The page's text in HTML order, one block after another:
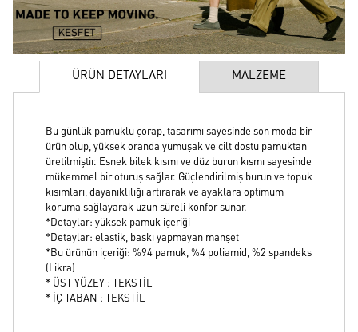
ÜRÜN DETAYLARI MALZEME
Bu günlük pamuklu çorap, tasarımı sayesinde son moda bir
ürün olup, yüksek oranda yumuşak ve cilt dostu pamuktan
üretilmiştir. Esnek bilek kısmı ve düz burun kısmı sayesinde
mükemmel bir oturuş sağlar. Güçlendirilmiş burun ve topuk
kısımları, dayanıklılığı artırarak ve ayaklara optimum
koruma sağlayarak uzun süreli konfor sunar.
*Detaylar: yüksek pamuk içeriği
*Detaylar: elastik, baskı yapmayan manşet
*Bu ürünün içeriği: %94 pamuk, %4 poliamid, %2 spandeks
(Likra)
* ÜST YÜZEY : TEKSTİL
* İÇ TABAN : TEKSTİL